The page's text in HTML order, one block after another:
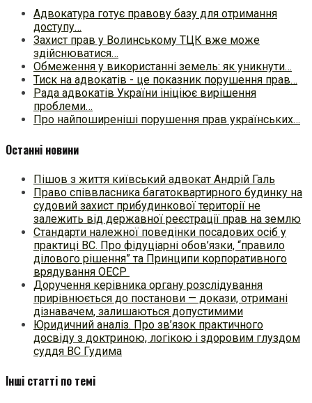
Адвокатура готує правову базу для отримання
доступу…
Захист прав у Волинському ТЦК вже може
здійснюватися…
Обмеження у використанні земель: як уникнути…
Тиск на адвокатів - це показник порушення прав…
Рада адвокатів України ініціює вирішення
проблеми…
Про найпоширеніші порушення прав українських…
Останні новини
Пішов з життя київський адвокат Андрій Галь
Право співвласника багатоквартирного будинку на
судовий захист прибудинкової території не
залежить від державної реєстрації прав на землю
Стандарти належної поведінки посадових осіб у
практиці ВC. Про фідуціарні обов’язки, “правило
ділового рішення” та Принципи корпоративного
врядування ОЕСР
Доручення керівника органу розслідування
прирівнюється до постанови — докази, отримані
дізнавачем, залишаються допустимими
Юридичний аналіз. Про зв’язок практичного
досвіду з доктриною, логікою і здоровим глуздом
суддя ВС Гудима
Інші статті по темі